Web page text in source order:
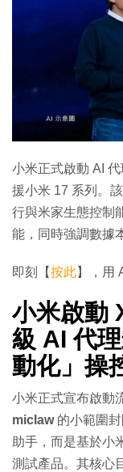
小米正式啟動 AI
援小米 17 系列。
行與米家生態控制
能，同時強調數據
即刻【按此】，用
小米啟動
級 AI 代
動化」操
小米正式宣布啟動
miclaw的小範圍封
助手，而是基於小
測試產品。其核心